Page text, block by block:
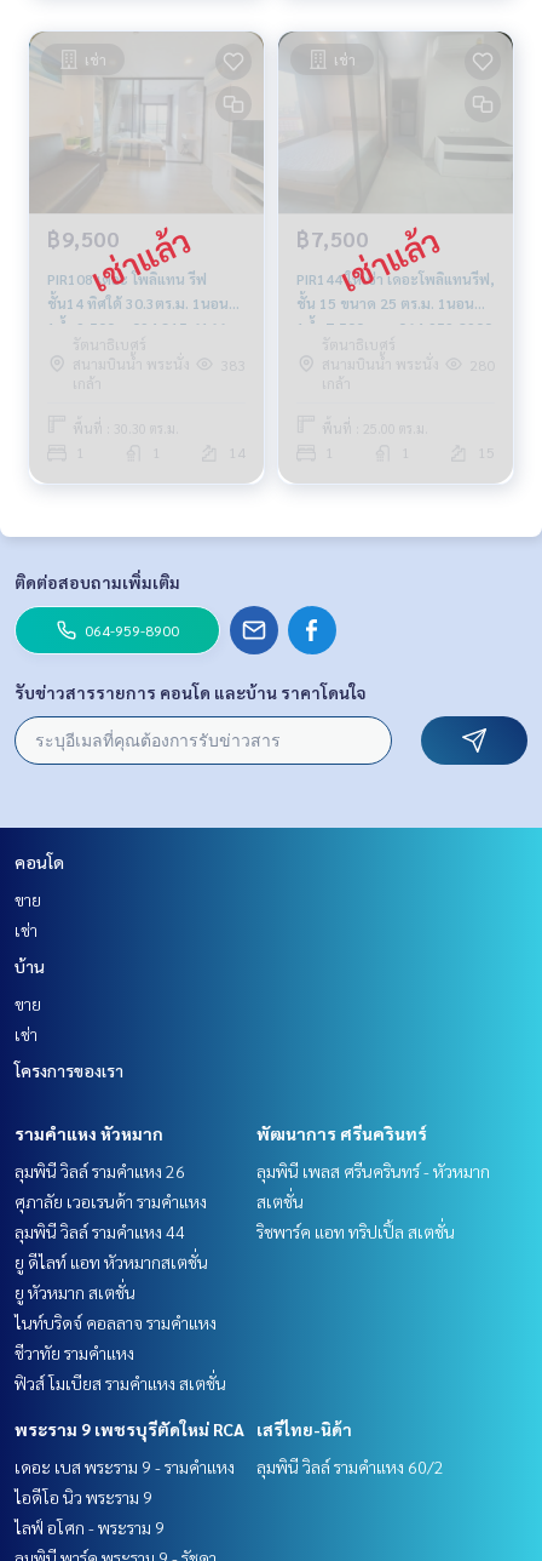
เช่า
฿9,500
PIR108 เดอะ โพลิแทน รีฟ
ชั้น14 ทิศใต้ 30.3ตร.ม. 1นอน
1น้ำ 9,500บ. 094-315-6166
รัตนาธิเบศร์
สนามบินน้ำ พระนั่ง
เกล้า
383
พื้นที่ : 30.30 ตร.ม.
14
เช่า
฿7,500
PIR144 ให้เช่า เดอะโพลิแทนรีฟ,
ชั้น 15 ขนาด 25 ตร.ม. 1นอน
1น้ำ 7,500 บาท 064-959-8900
รัตนาธิเบศร์
สนามบินน้ำ พระนั่ง
เกล้า
280
พื้นที่ : 25.00 ตร.ม.
15
ติดต่อสอบถามเพิ่มเติม
064-959-8900
รับข่าวสารรายการ คอนโด และบ้าน ราคาโดนใจ
คอนโด
ขาย
เช่า
บ้าน
ขาย
เช่า
โครงการของเรา
รามคำแหง หัวหมาก
ลุมพินี วิลล์ รามคำแหง 26
ศุภาลัย เวอเรนด้า รามคำแหง
ลุมพินี วิลล์ รามคำแหง 44
ยู ดีไลท์ แอท หัวหมากสเตชั่น
ยู หัวหมาก สเตชั่น
ไนท์บริดจ์ คอลลาจ รามคำแหง
ชีวาทัย รามคำแหง
ฟิวส์ โมเบียส รามคำแหง สเตชั่น
พัฒนาการ ศรีนครินทร์
ลุมพินี เพลส ศรีนครินทร์ - หัวหมาก
สเตชั่น
ริชพาร์ค แอท ทริปเปิ้ล สเตชั่น
พระราม 9 เพชรบุรีตัดใหม่ RCA
เดอะ เบส พระราม 9 - รามคำแหง
ไอดีโอ นิว พระราม 9
ไลฟ์ อโศก - พระราม 9
เสรีไทย-นิด้า
ลุมพินี วิลล์ รามคำแหง 60/2